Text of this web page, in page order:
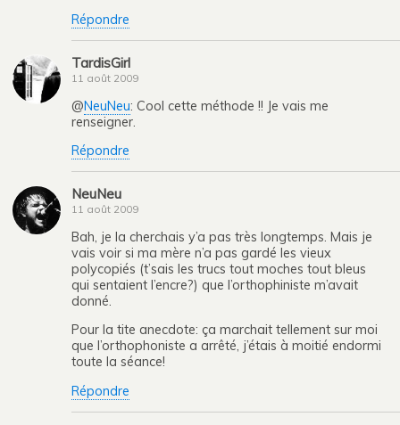
Répondre
TardisGirl
11 août 2009
@NeuNeu: Cool cette méthode !! Je vais me
renseigner.
Répondre
NeuNeu
11 août 2009
Bah, je la cherchais y’a pas très longtemps. Mais je
vais voir si ma mère n’a pas gardé les vieux
polycopiés (t’sais les trucs tout moches tout bleus
qui sentaient l’encre?) que l’orthophiniste m’avait
donné.
Pour la tite anecdote: ça marchait tellement sur moi
que l’orthophoniste a arrêté, j’étais à moitié endormi
toute la séance!
Répondre